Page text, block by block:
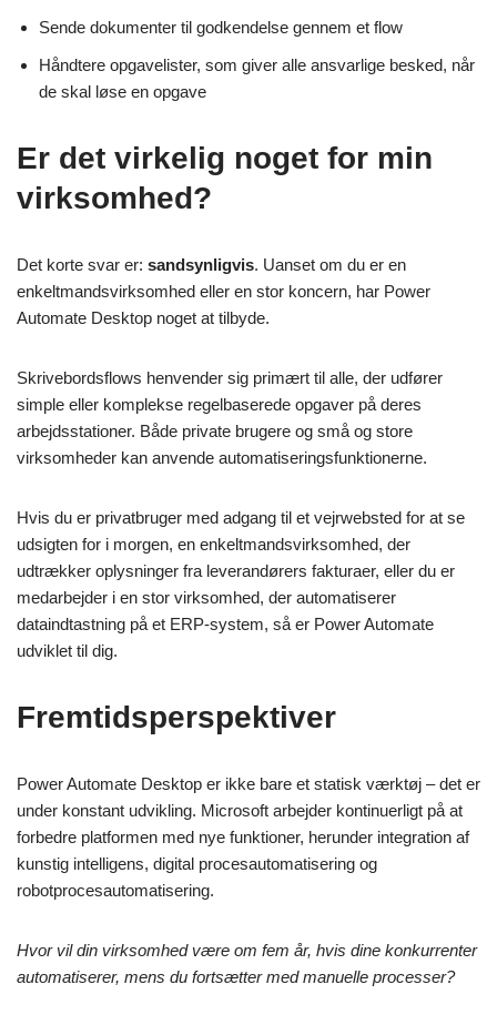
Sende dokumenter til godkendelse gennem et flow
Håndtere opgavelister, som giver alle ansvarlige besked, når
de skal løse en opgave
Er det virkelig noget for min
virksomhed?
Det korte svar er: sandsynligvis. Uanset om du er en
enkeltmandsvirksomhed eller en stor koncern, har Power
Automate Desktop noget at tilbyde.
Skrivebordsflows henvender sig primært til alle, der udfører
simple eller komplekse regelbaserede opgaver på deres
arbejdsstationer. Både private brugere og små og store
virksomheder kan anvende automatiseringsfunktionerne.
Hvis du er privatbruger med adgang til et vejrwebsted for at se
udsigten for i morgen, en enkeltmandsvirksomhed, der
udtrækker oplysninger fra leverandørers fakturaer, eller du er
medarbejder i en stor virksomhed, der automatiserer
dataindtastning på et ERP-system, så er Power Automate
udviklet til dig.
Fremtidsperspektiver
Power Automate Desktop er ikke bare et statisk værktøj – det er
under konstant udvikling. Microsoft arbejder kontinuerligt på at
forbedre platformen med nye funktioner, herunder integration af
kunstig intelligens, digital procesautomatisering og
robotprocesautomatisering.
Hvor vil din virksomhed være om fem år, hvis dine konkurrenter
automatiserer, mens du fortsætter med manuelle processer?